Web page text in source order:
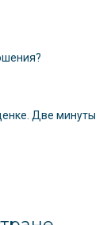
Две минуты